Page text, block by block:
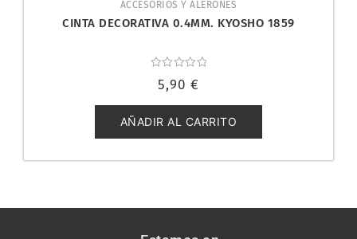
ACCESORIOS Y ALERONES
CINTA DECORATIVA 0.4MM. KYOSHO 1859
con
de
5
5,90 €
AÑADIR AL CARRITO